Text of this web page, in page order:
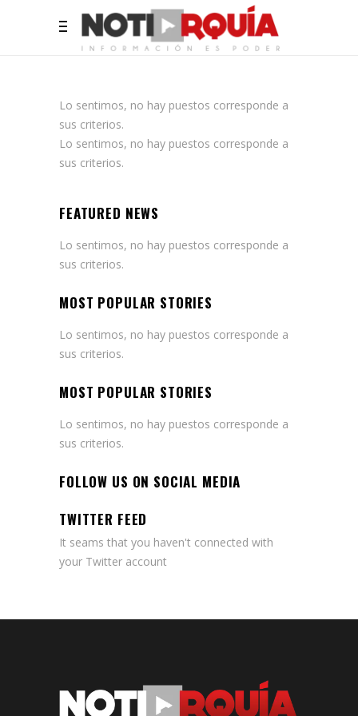
Lo sentimos, no hay puestos corresponde a
sus criterios.
Lo sentimos, no hay puestos corresponde a
sus criterios.
FEATURED NEWS
Lo sentimos, no hay puestos corresponde a
sus criterios.
MOST POPULAR STORIES
Lo sentimos, no hay puestos corresponde a
sus criterios.
MOST POPULAR STORIES
Lo sentimos, no hay puestos corresponde a
sus criterios.
FOLLOW US ON SOCIAL MEDIA
TWITTER FEED
It seams that you haven't connected with
your Twitter account